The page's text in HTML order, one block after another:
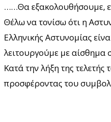
……Θα εξακολουθήσουμε,
Θέλω να τονίσω ότι η
Ελληνικής Αστυνομίας
λειτουργούμε με αίσθημα
Κατά την λήξη της
προσφέροντας του